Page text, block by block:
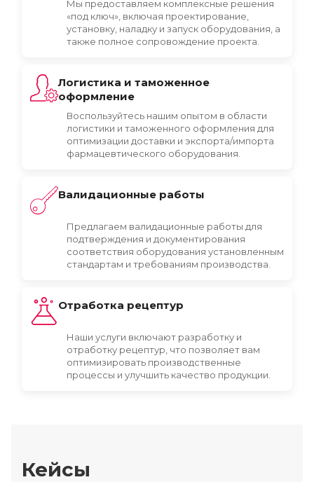
Мы предоставляем комплексные решения
«под ключ», включая проектирование,
установку, наладку и запуск оборудования, а
также полное сопровождение проекта.
Логистика и таможенное
оформление
Воспользуйтесь нашим опытом в области
логистики и таможенного оформления для
оптимизации доставки и экспорта/импорта
фармацевтического оборудования.
Валидационные работы
Предлагаем валидационные работы для
подтверждения и документирования
соответствия оборудования установленным
стандартам и требованиям производства.
Отработка рецептур
Наши услуги включают разработку и
отработку рецептур, что позволяет вам
оптимизировать производственные
процессы и улучшить качество продукции.
Кейсы